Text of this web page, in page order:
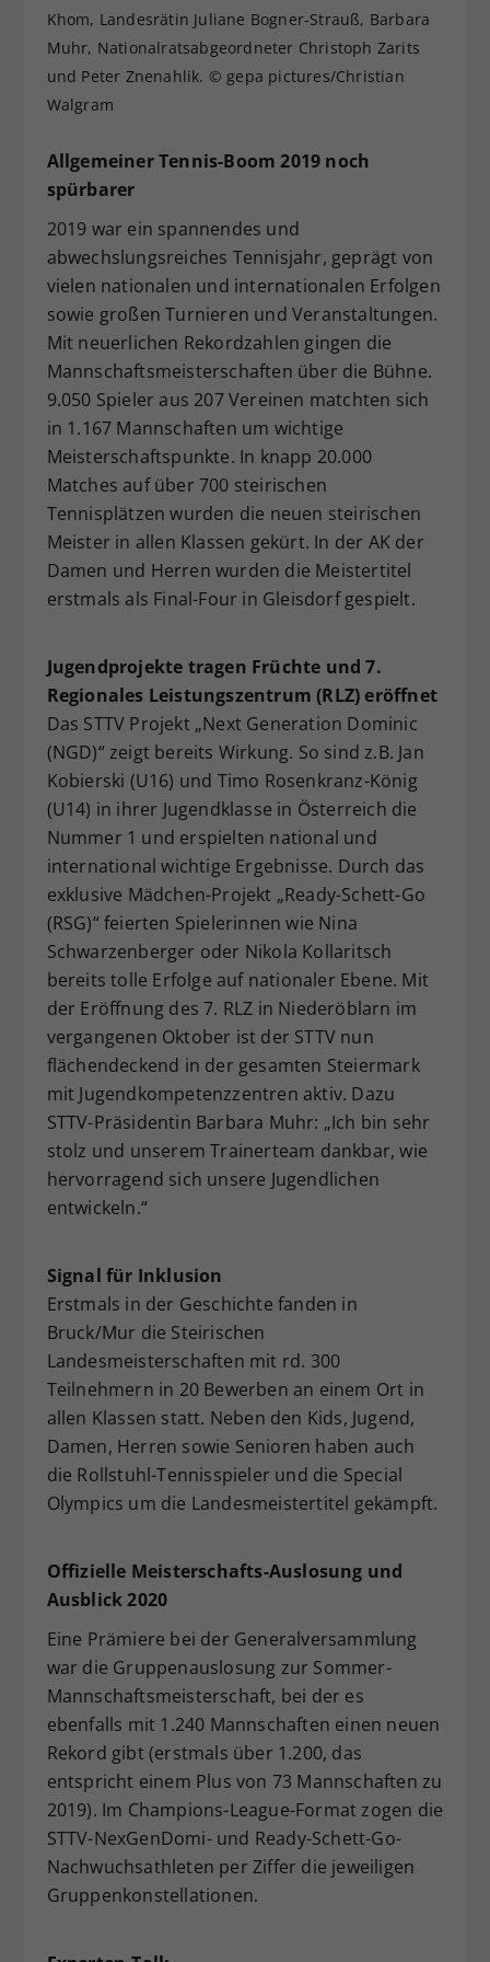
Khom, Landesrätin Juliane Bogner-Strauß, Barbara
Muhr, Nationalratsabgeordneter Christoph Zarits
und Peter Znenahlik. © gepa pictures/Christian
Walgram
Allgemeiner Tennis-Boom 2019 noch
spürbarer
2019 war ein spannendes und
abwechslungsreiches Tennisjahr, geprägt von
vielen nationalen und internationalen Erfolgen
sowie großen Turnieren und Veranstaltungen.
Mit neuerlichen Rekordzahlen gingen die
Mannschaftsmeisterschaften über die Bühne.
9.050 Spieler aus 207 Vereinen matchten sich
in 1.167 Mannschaften um wichtige
Meisterschaftspunkte. In knapp 20.000
Matches auf über 700 steirischen
Tennisplätzen wurden die neuen steirischen
Meister in allen Klassen gekürt. In der AK der
Damen und Herren wurden die Meistertitel
erstmals als Final-Four in Gleisdorf gespielt.
Jugendprojekte tragen Früchte und 7.
Regionales Leistungszentrum (RLZ) eröffnet
Das STTV Projekt „Next Generation Dominic
(NGD)“ zeigt bereits Wirkung. So sind z.B. Jan
Kobierski (U16) und Timo Rosenkranz-König
(U14) in ihrer Jugendklasse in Österreich die
Nummer 1 und erspielten national und
international wichtige Ergebnisse. Durch das
exklusive Mädchen-Projekt „Ready-Schett-Go
(RSG)“ feierten Spielerinnen wie Nina
Schwarzenberger oder Nikola Kollaritsch
bereits tolle Erfolge auf nationaler Ebene. Mit
der Eröffnung des 7. RLZ in Niederöblarn im
vergangenen Oktober ist der STTV nun
flächendeckend in der gesamten Steiermark
mit Jugendkompetenzzentren aktiv. Dazu
STTV-Präsidentin Barbara Muhr: „Ich bin sehr
stolz und unserem Trainerteam dankbar, wie
hervorragend sich unsere Jugendlichen
entwickeln.“
Signal für Inklusion
Erstmals in der Geschichte fanden in
Bruck/Mur die Steirischen
Landesmeisterschaften mit rd. 300
Teilnehmern in 20 Bewerben an einem Ort in
allen Klassen statt. Neben den Kids, Jugend,
Damen, Herren sowie Senioren haben auch
die Rollstuhl-Tennisspieler und die Special
Olympics um die Landesmeistertitel gekämpft.
Offizielle Meisterschafts-Auslosung und
Ausblick 2020
Eine Prämiere bei der Generalversammlung
war die Gruppenauslosung zur Sommer-
Mannschaftsmeisterschaft, bei der es
ebenfalls mit 1.240 Mannschaften einen neuen
Rekord gibt (erstmals über 1.200, das
entspricht einem Plus von 73 Mannschaften zu
2019). Im Champions-League-Format zogen die
STTV-NexGenDomi- und Ready-Schett-Go-
Nachwuchsathleten per Ziffer die jeweiligen
Gruppenkonstellationen.
Zweck
Dieser Wert speichert Ihre Consent-
Einstellungen. Unter anderem eine
zufällig generierte ID, für die
hat.